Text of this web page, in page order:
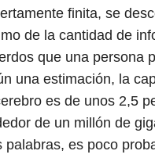
finita, se
de la cantidad de
que una persona
una estimación, la
es de unos 2,5
de un millón de
palabras, es poco